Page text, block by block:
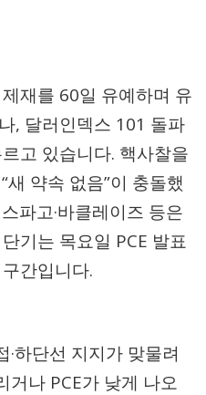
재를 60일 유예하며 유
, 달러인덱스 101 돌파
고 있습니다. 핵사찰을
새 약속 없음”이 충돌했
파고·바클레이즈 등은
기는 목요일 PCE 발표
간입니다.
하단선 지지가 맞물려
거나 PCE가 낮게 나오